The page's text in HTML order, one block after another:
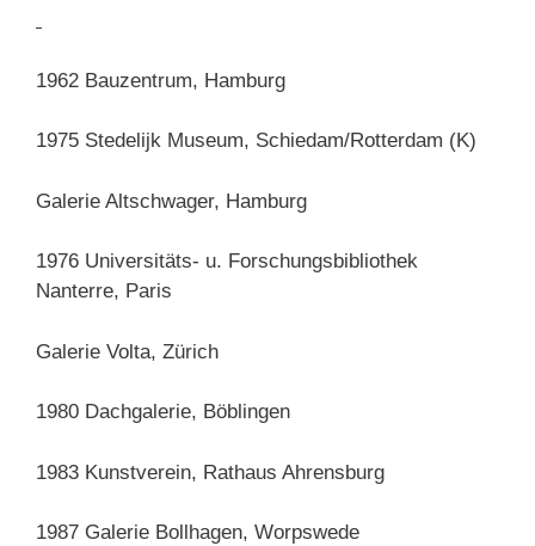
1962 Bauzentrum, Hamburg
1975 Stedelijk Museum, Schiedam/Rotterdam (K)
Galerie Altschwager, Hamburg
1976 Universitäts- u. Forschungsbibliothek
Nanterre, Paris
Galerie Volta, Zürich
1980 Dachgalerie, Böblingen
1983 Kunstverein, Rathaus Ahrensburg
1987 Galerie Bollhagen, Worpswede